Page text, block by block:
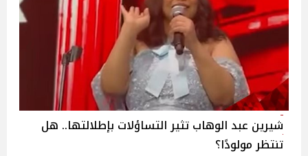
شيرين عبد الوهاب تثير التساؤلات بإطلالتها.. هل
تنتظر مولودًا؟